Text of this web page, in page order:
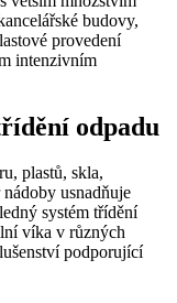
budovy,
provedení
intenzivním
odpadu
plastů, skla,
usnadňuje
systém třídění
víka v různých
podporující